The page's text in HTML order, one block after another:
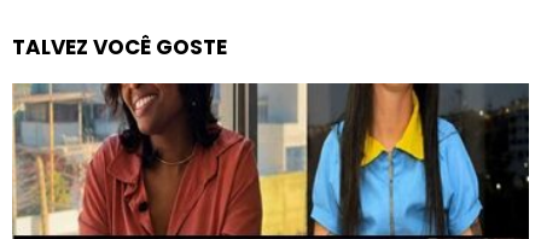
TALVEZ VOCÊ GOSTE